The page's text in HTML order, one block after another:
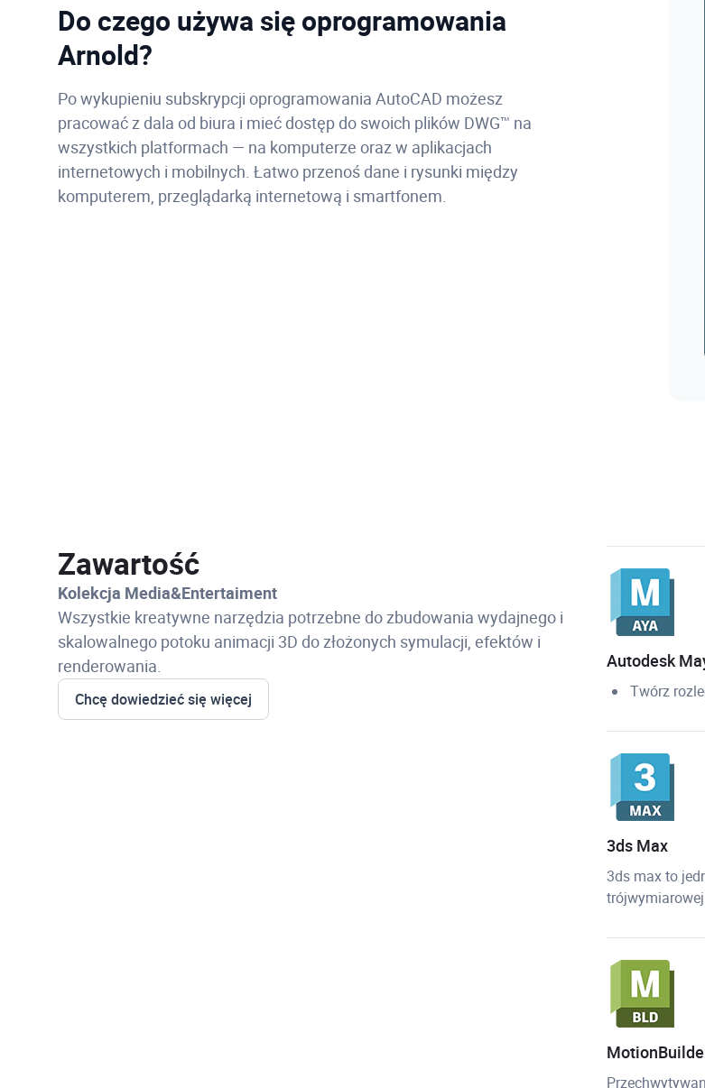
Do czego używa się oprogramowania
Arnold?
Po wykupieniu subskrypcji oprogramowania AutoCAD możesz
pracować z dala od biura i mieć dostęp do swoich plików DWG™ na
wszystkich platformach — na komputerze oraz w aplikacjach
internetowych i mobilnych. Łatwo przenoś dane i rysunki między
komputerem, przeglądarką internetową i smartfonem.
Zawartość
Kolekcja Media&Entertaiment
Wszystkie kreatywne narzędzia potrzebne do zbudowania wydajnego i
skalowalnego potoku animacji 3D do złożonych symulacji, efektów i
renderowania.
Chcę dowiedzieć się więcej
Autodesk
Twórz
3ds Max
3ds max to